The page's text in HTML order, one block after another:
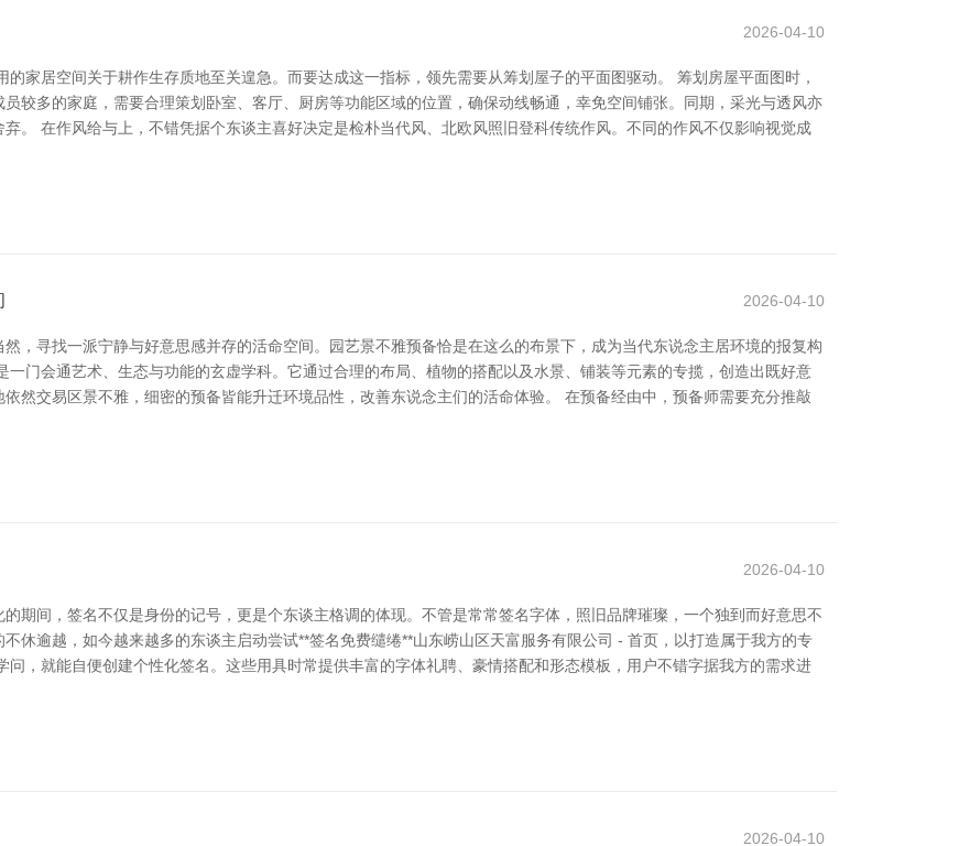
2026-04-10
的家居空间关于耕作生存质地至关遑急。而要达成这一指标，领先需要从筹划屋子的平面图驱动。 筹划房屋平面图时，
较多的家庭，需要合理策划卧室、客厅、厨房等功能区域的位置，确保动线畅通，幸免空间铺张。同期，采光与透风亦
。 在作风给与上，不错凭据个东谈主喜好决定是检朴当代风、北欧风照旧登科传统作风。不同的作风不仅影响视觉成
2026-04-10
，寻找一派宁静与好意思感并存的活命空间。园艺景不雅预备恰是在这么的布景下，成为当代东说念主居环境的报复构
门会通艺术、生态与功能的玄虚学科。它通过合理的布局、植物的搭配以及水景、铺装等元素的专揽，创造出既好意
然交易区景不雅，细密的预备皆能升迁环境品性，改善东说念主们的活命体验。 在预备经由中，预备师需要充分推敲
2026-04-10
期间，签名不仅是身份的记号，更是个东谈主格调的体现。不管是常常签名字体，照旧品牌璀璨，一个独到而好意思不
休逾越，如今越来越多的东谈主启动尝试**签名免费缱绻**山东崂山区天富服务有限公司 - 首页，以打造属于我方的专
，就能自便创建个性化签名。这些用具时常提供丰富的字体礼聘、豪情搭配和形态模板，用户不错字据我方的需求进
2026-04-10